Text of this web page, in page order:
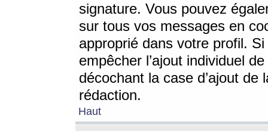
signature. Vous pouvez
sur tous vos messages en
approprié dans votre profil.
empêcher l’ajout individuel
décochant la case d’ajout
rédaction.
Haut